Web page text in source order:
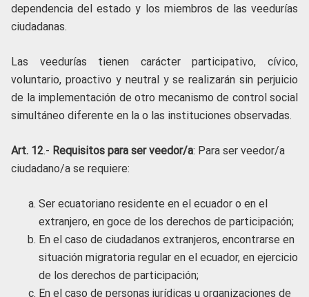
dependencia del estado y los miembros de las veedurías
ciudadanas.
Las veedurías tienen carácter participativo, cívico,
voluntario, proactivo y neutral y se realizarán sin perjuicio
de la implementación de otro mecanismo de control social
simultáneo diferente en la o las instituciones observadas.
Art. 12.- Requisitos para ser veedor/a: Para ser veedor/a
ciudadano/a se requiere:
Ser ecuatoriano residente en el ecuador o en el
extranjero, en goce de los derechos de participación;
En el caso de ciudadanos extranjeros, encontrarse en
situación migratoria regular en el ecuador, en ejercicio
de los derechos de participación;
En el caso de personas jurídicas u organizaciones de